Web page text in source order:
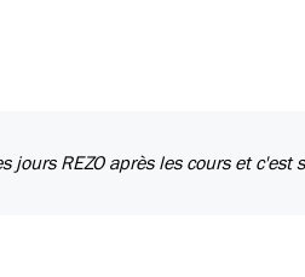
REZO après les cours et c'est